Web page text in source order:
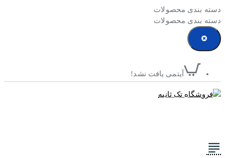
دسته بندی محصولات
دسته بندی محصولات
آیتمی یافت نشد!